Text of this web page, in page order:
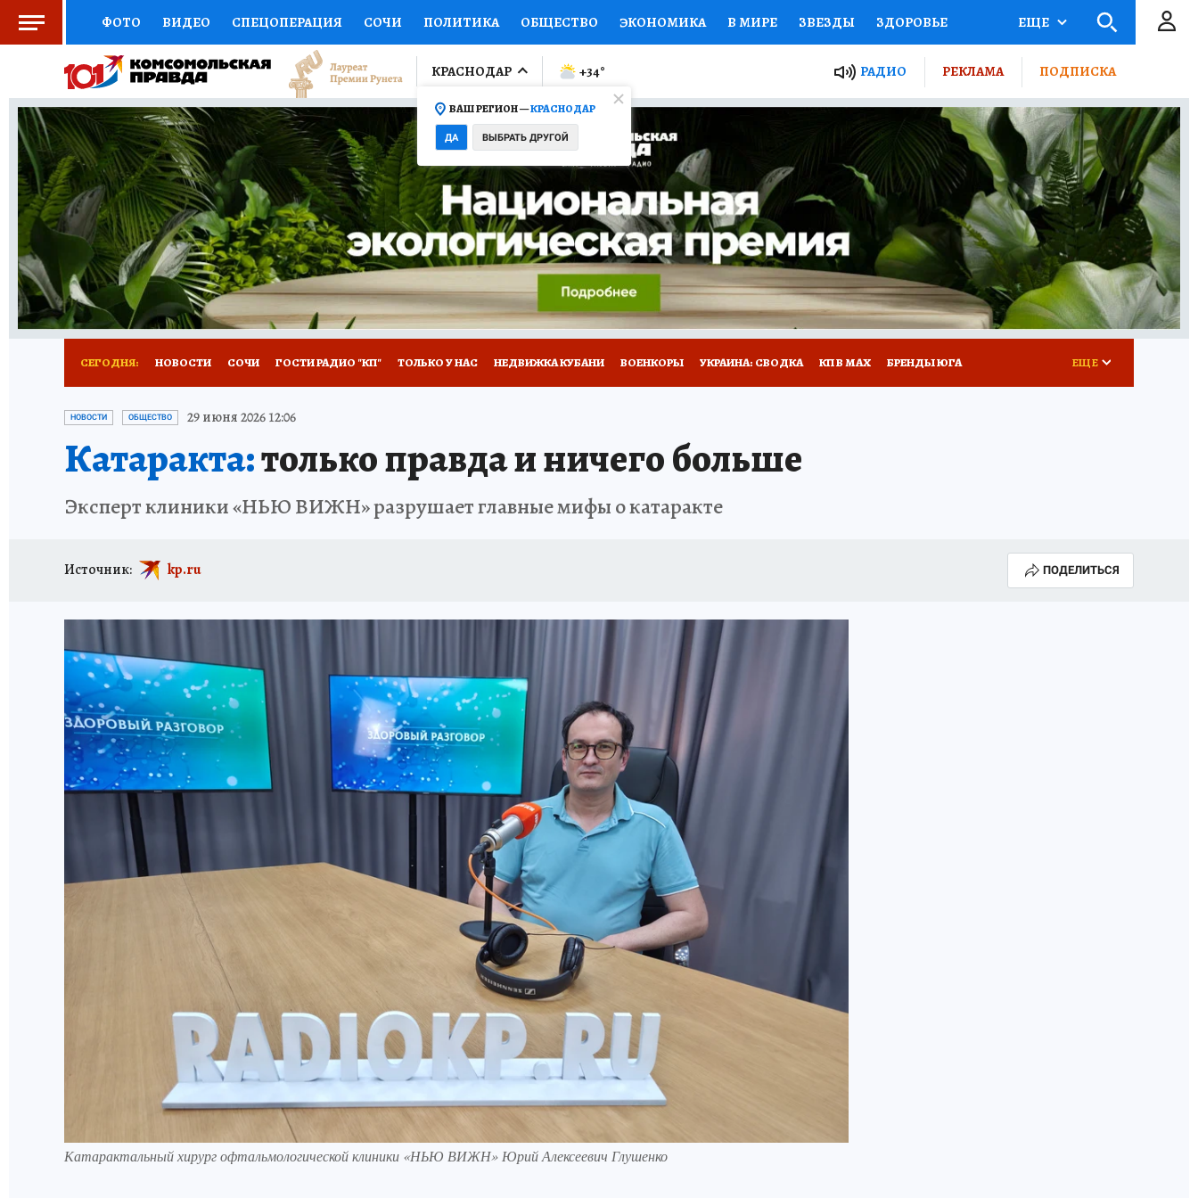
ФОТО ВИДЕО СПЕЦОПЕРАЦИЯ СОЧИ ПОЛИТИКА ОБЩЕСТВО ЭКОНОМИКА В МИРЕ ЗВЕЗДЫ ЗДОРОВЬЕ
СОЦПОДДЕРЖКА НАУКА СПОРТ КОЛУМНИСТЫ ПРОИСШЕСТВИЯ НАЦИОНАЛЬНЫЕ ПРОЕКТЫ РОССИИ
ВЫБОР ЭКСПЕРТОВ ДОКТОР ФИНАНСЫ ОТКРЫВАЕМ МИР Я ЗНАЮ СЕМЬЯ ЖЕНСКИЕ СЕКРЕТЫ ПУТЕВОДИТЕЛЬ
КНИЖНАЯ ПОЛКА ПРОГНОЗЫ НА СПОРТ ПРОМОКОДЫ СЕРИАЛЫ СПЕЦПРОЕКТЫ ДЕФИЦИТ ЖЕЛЕЗА ТУРИЗМ
ПРЕСС-ЦЕНТР НЕДВИЖИМОСТЬ ТЕЛЕВИЗОР КОЛЛЕКЦИИ КОНКУРСЫ РАБОТА У НАС ГИД ПОТРЕБИТЕЛЯ РЕКЛАМА
ВСЕ О КП РАДИО КП ТЕСТЫ НОВОЕ НА САЙТЕ
ЕЩЕ
КРАСНОДАР
ВАШ РЕГИОН —КРАСНОДАР
ДА ВЫБРАТЬ ДРУГОЙ
+34° РАДИО РЕКЛАМА ПОДПИСКА
СЕГОДНЯ: НОВОСТИ СОЧИ ГОСТИ РАДИО "КП" ТОЛЬКО У НАС НЕДВИЖКА КУБАНИ ВОЕНКОРЫ УКРАИНА: СВОДКА КП В МАХ БРЕНДЫ ЮГА
ОТДЫХ В РОССИИ ЗДОРОВЬЕ КУБАНИ
ЕЩЕ
НОВОСТИ ОБЩЕСТВО 29 июня 2026 12:06
Катаракта:только правда и ничего больше
Эксперт клиники «НЬЮ ВИЖН» разрушает главные мифы о катаракте
Источник: kp.ru ПОДЕЛИТЬСЯ
Катарактальный хирург офтальмологической клиники «НЬЮ ВИЖН» Юрий Алексеевич Глушенко